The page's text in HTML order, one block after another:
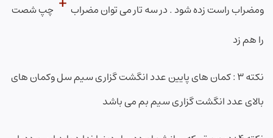
ومضراب راست زده شود . در سه تار می توان مضراب
چپ شصت
را هم زد
نکته ۳ : کمان های پایین عدد انگشت گزاری سیم سل وکمان های
بالای عدد انگشت گزاری سیم بم می باشد